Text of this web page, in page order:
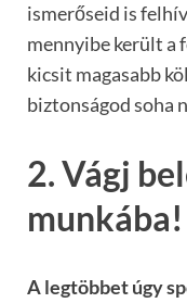
ismerőseid is
mennyibe került a
kicsit magasabb
biztonságod soha
2. Vágj
munkába!
A legtöbbet úgy